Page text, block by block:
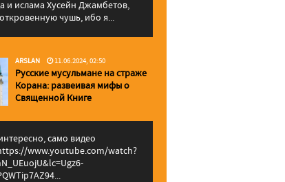
и ислама Хусейн Джамбетов,
чушь, ибо я...
ARSLAN 11.06.2024, 02:50
Русские мусульмане на страже
Корана: pазвеивая мифы о
Священной Книге
само видео
www.youtube.com/watch?